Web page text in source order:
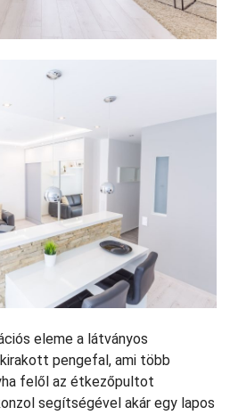
eleme a látványos
pengefal, ami több
felől az étkezőpultot
segítségével akár egy lapos